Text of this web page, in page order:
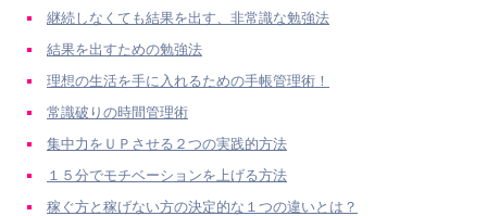
継続しなくても結果を出す、非常識な勉強法
結果を出すための勉強法
理想の生活を手に入れるための手帳管理術！
常識破りの時間管理術
集中力をＵＰさせる２つの実践的方法
１５分でモチベーションを上げる方法
稼ぐ方と稼げない方の決定的な１つの違いとは？